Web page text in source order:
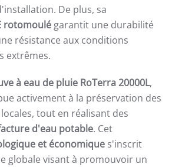
De plus, sa
rotomoulé garantit une durabilité
résistance aux conditions
extrêmes.
à eau de pluie RoTerra 20000L,
activement à la préservation des
tout en réalisant des
d'eau potable. Cet
et économique s'inscrit
globale visant à promouvoir un